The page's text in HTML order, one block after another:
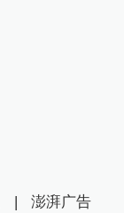
| 澎湃广告